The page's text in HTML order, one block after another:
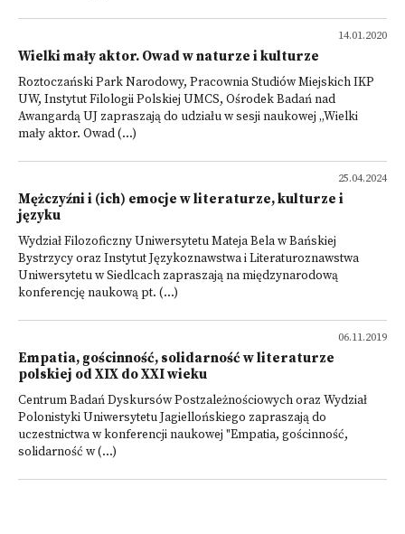
14.01.2020
Wielki mały aktor. Owad w naturze i kulturze
Roztoczański Park Narodowy, Pracownia Studiów Miejskich IKP
UW, Instytut Filologii Polskiej UMCS, Ośrodek Badań nad
Awangardą UJ zapraszają do udziału w sesji naukowej „Wielki
mały aktor. Owad (...)
25.04.2024
Mężczyźni i (ich) emocje w literaturze, kulturze i
języku
Wydział Filozoficzny Uniwersytetu Mateja Bela w Bańskiej
Bystrzycy oraz Instytut Językoznawstwa i Literaturoznawstwa
Uniwersytetu w Siedlcach zapraszają na międzynarodową
konferencję naukową pt. (...)
06.11.2019
Empatia, gościnność, solidarność w literaturze
polskiej od XIX do XXI wieku
Centrum Badań Dyskursów Postzależnościowych oraz Wydział
Polonistyki Uniwersytetu Jagiellońskiego zapraszają do
uczestnictwa w konferencji naukowej "Empatia, gościnność,
solidarność w (...)